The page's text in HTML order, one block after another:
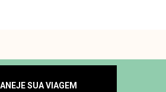
SUA VIAGEM